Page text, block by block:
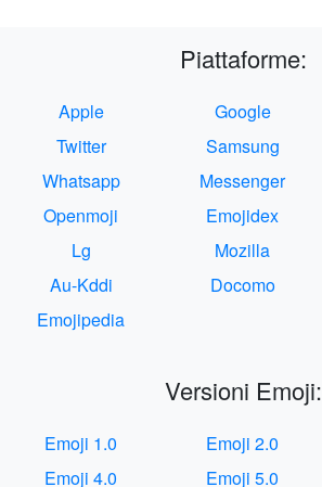
Piattaforme:
Apple Google
Twitter
Samsung
Whatsapp
Messenger
Openmoji
Emojidex
Lg
Mozilla
Au-Kddi
Docomo
Emojipedia
Versioni Emoji:
Emoji 1.0 Emoji 2.0
Emoji 4.0
Emoji 5.0